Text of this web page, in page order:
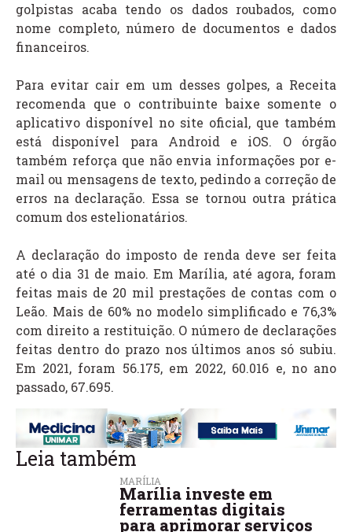
golpistas acaba tendo os dados roubados, como
nome completo, número de documentos e dados
financeiros.
Para evitar cair em um desses golpes, a Receita
recomenda que o contribuinte baixe somente o
aplicativo disponível no site oficial, que também
está disponível para Android e iOS. O órgão
também reforça que não envia informações por e-
mail ou mensagens de texto, pedindo a correção de
erros na declaração. Essa se tornou outra prática
comum dos estelionatários.
A declaração do imposto de renda deve ser feita
até o dia 31 de maio. Em Marília, até agora, foram
feitas mais de 20 mil prestações de contas com o
Leão. Mais de 60% no modelo simplificado e 76,3%
com direito a restituição. O número de declarações
feitas dentro do prazo nos últimos anos só subiu.
Em 2021, foram 56.175, em 2022, 60.016 e, no ano
passado, 67.695.
Leia também
MARÍLIA
Marília investe em
ferramentas digitais
para aprimorar serviços